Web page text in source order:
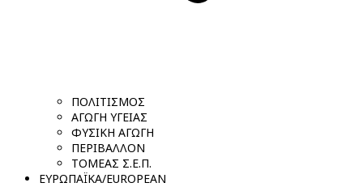
ΠΟΛΙΤΙΣΜΟΣ
ΑΓΩΓΗ ΥΓΕΙΑΣ
ΦΥΣΙΚΗ ΑΓΩΓΗ
ΠΕΡΙΒΑΛΛΟΝ
ΤΟΜΕΑΣ Σ.Ε.Π.
ΕΥΡΩΠΑΪΚΑ/EUROPEAN